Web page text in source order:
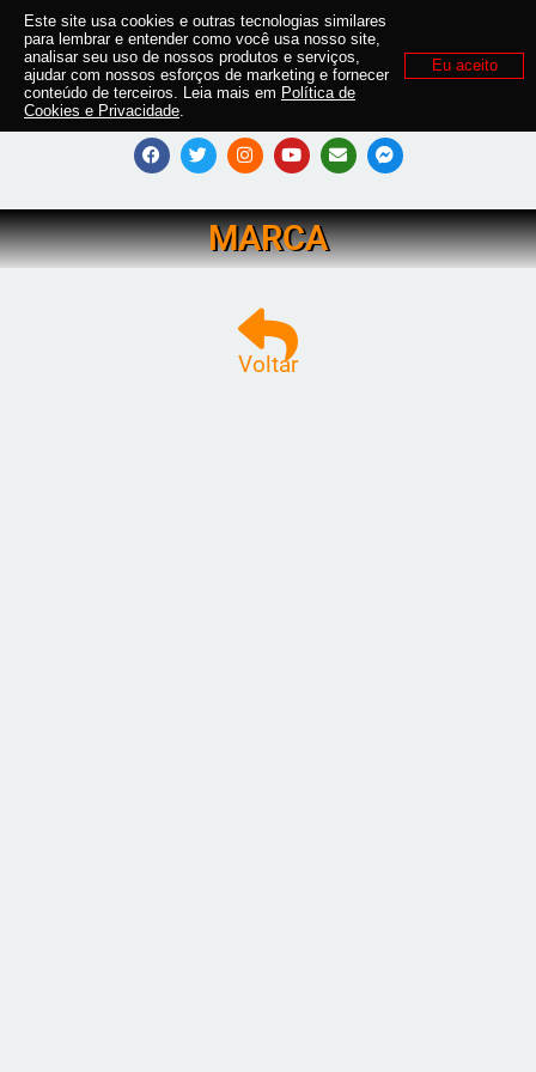
MARCA
Voltar
Este site usa cookies e outras tecnologias similares
para lembrar e entender como você usa nosso site,
analisar seu uso de nossos produtos e serviços,
ajudar com nossos esforços de marketing e fornecer
conteúdo de terceiros. Leia mais em Política de
Cookies e Privacidade.
Eu aceito